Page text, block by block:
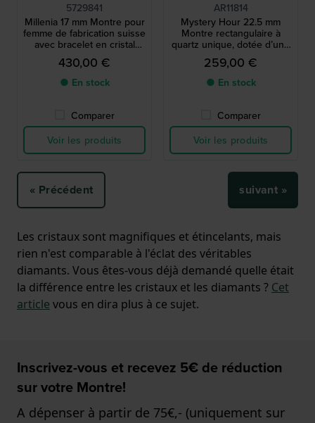
5729841
Millenia 17 mm Montre pour
femme de fabrication suisse
avec bracelet en cristal
octogonal
430,00 €
● En stock
Comparer
Voir les produits
AR11814
Mystery Hour 22.5 mm
Montre rectangulaire à
quartz unique, dotée d’une
heure sautante et de
cristaux
259,00 €
● En stock
Comparer
Voir les produits
« Précédent suivant »
Les cristaux sont magnifiques et étincelants, mais
rien n'est comparable à l'éclat des véritables
diamants. Vous êtes-vous déjà demandé quelle était
la différence entre les cristaux et les diamants ? Cet
article vous en dira plus à ce sujet.
Inscrivez-vous et recevez 5€ de réduction
sur votre Montre!
A dépenser à partir de 75€,- (uniquement sur